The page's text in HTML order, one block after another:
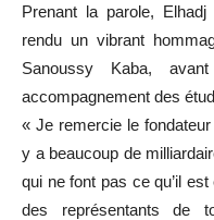
Prenant la parole,
rendu un vibrant
Sanoussy Kaba,
accompagnement des
« Je remercie le
y a beaucoup de
qui ne font pas ce qu’il
des représentants de